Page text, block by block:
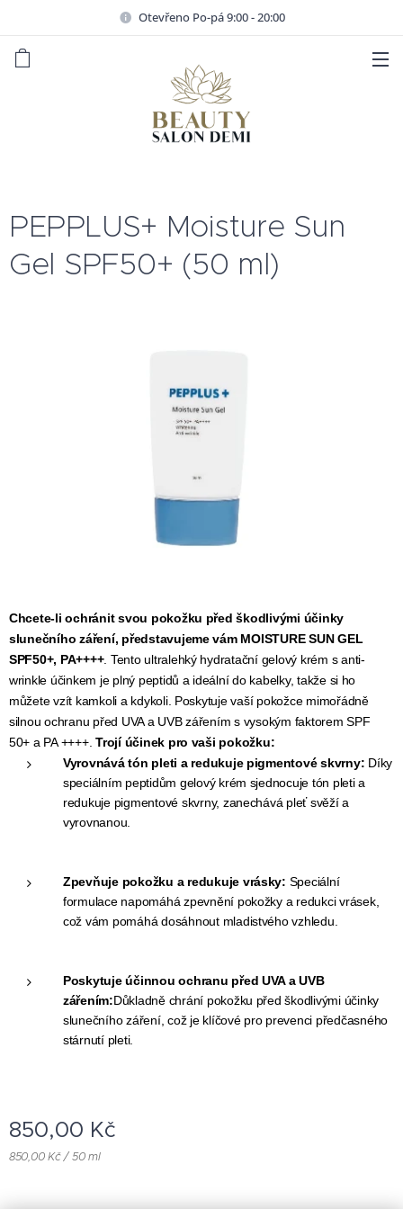
Otevřeno Po-pá 9:00 - 20:00
PEPPLUS+ Moisture Sun
Gel SPF50+ (50 ml)
Chcete-li ochránit svou pokožku před škodlivými účinky
slunečního záření, představujeme vám MOISTURE SUN GEL
SPF50+, PA++++. Tento ultralehký hydratační gelový krém s anti-
wrinkle účinkem je plný peptidů a ideální do kabelky, takže si ho
můžete vzít kamkoli a kdykoli. Poskytuje vaší pokožce mimořádně
silnou ochranu před UVA a UVB zářením s vysokým faktorem SPF
50+ a PA ++++. Trojí účinek pro vaši pokožku:
Vyrovnává tón pleti a redukuje pigmentové skvrny: Díky
speciálním peptidům gelový krém sjednocuje tón pleti a
redukuje pigmentové skvrny, zanechává pleť svěží a
vyrovnanou.
Zpevňuje pokožku a redukuje vrásky: Speciální
formulace napomáhá zpevnění pokožky a redukci vrásek,
což vám pomáhá dosáhnout mladistvého vzhledu.
Poskytuje účinnou ochranu před UVA a UVB
zářením:Důkladně chrání pokožku před škodlivými účinky
slunečního záření, což je klíčové pro prevenci předčasného
stárnutí pleti.
850,00 Kč
850,00 Kč / 50 ml